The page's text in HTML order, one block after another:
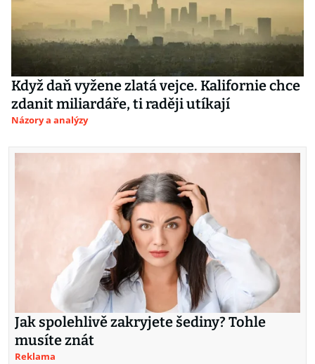
Když daň vyžene zlatá vejce. Kalifornie chce
zdanit miliardáře, ti raději utíkají
Názory a analýzy
Jak spolehlivě zakryjete šediny? Tohle
musíte znát
Reklama